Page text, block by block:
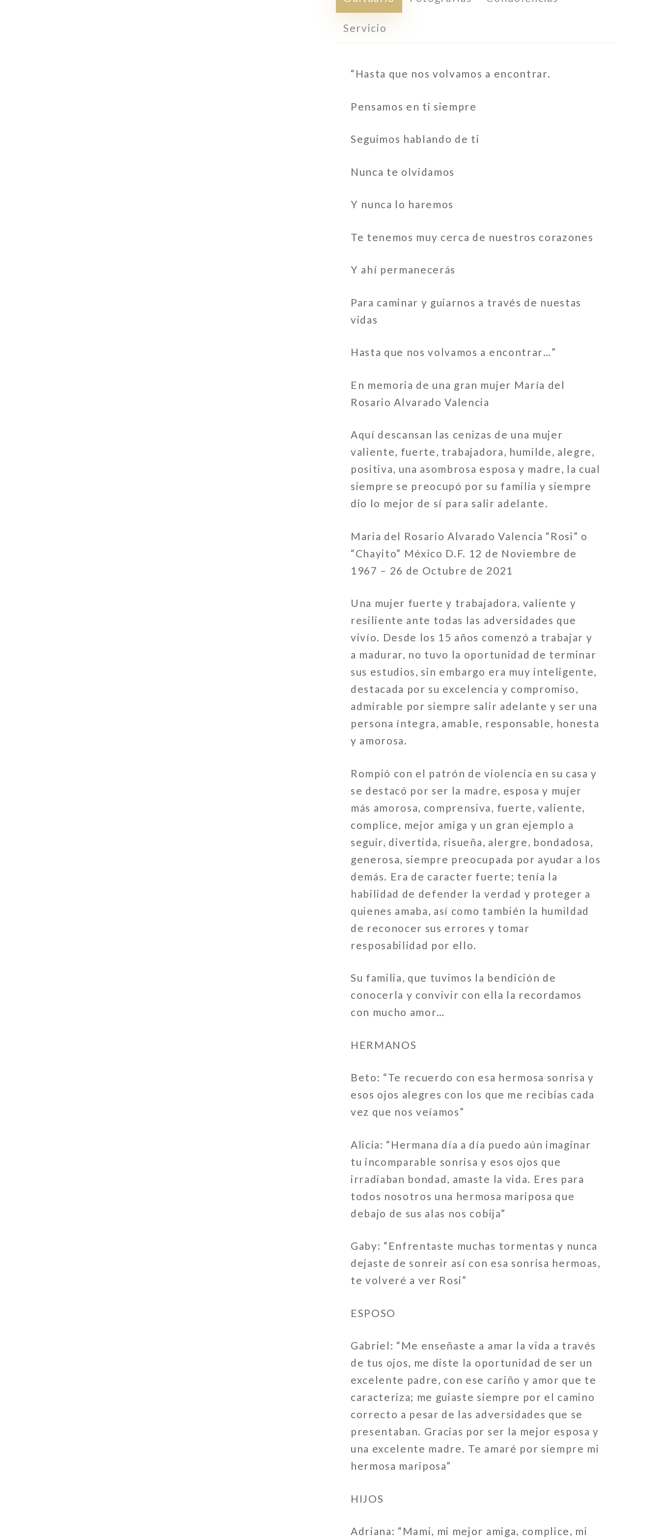
Servicio
“Hasta que nos volvamos a encontrar.
Pensamos en ti siempre
Seguimos hablando de ti
Nunca te olvidamos
Y nunca lo haremos
Te tenemos muy cerca de nuestros corazones
Y ahí permanecerás
Para caminar y guiarnos a través de nuestas
vidas
Hasta que nos volvamos a encontrar…”
En memoria de una gran mujer María del
Rosario Alvarado Valencia
Aquí descansan las cenizas de una mujer
valiente, fuerte, trabajadora, humilde, alegre,
positiva, una asombrosa esposa y madre, la cual
siempre se preocupó por su familia y siempre
dio lo mejor de sí para salir adelante.
Maria del Rosario Alvarado Valencia “Rosi” o
“Chayito” México D.F. 12 de Noviembre de
1967 – 26 de Octubre de 2021
Una mujer fuerte y trabajadora, valiente y
resiliente ante todas las adversidades que
vivío. Desde los 15 años comenzó a trabajar y
a madurar, no tuvo la oportunidad de terminar
sus estudios, sin embargo era muy inteligente,
destacada por su excelencia y compromiso,
admirable por siempre salir adelante y ser una
persona íntegra, amable, responsable, honesta
y amorosa.
Rompió con el patrón de violencia en su casa y
se destacó por ser la madre, esposa y mujer
más amorosa, comprensiva, fuerte, valiente,
complice, mejor amiga y un gran ejemplo a
seguir, divertida, risueña, alergre, bondadosa,
generosa, siempre preocupada por ayudar a los
demás. Era de caracter fuerte; tenía la
habilidad de defender la verdad y proteger a
quienes amaba, así como también la humildad
de reconocer sus errores y tomar
resposabilidad por ello.
Su familia, que tuvimos la bendición de
conocerla y convivir con ella la recordamos
con mucho amor…
HERMANOS
Beto: “Te recuerdo con esa hermosa sonrisa y
esos ojos alegres con los que me recibias cada
vez que nos veíamos”
Alicia: “Hermana día a día puedo aún imaginar
tu incomparable sonrisa y esos ojos que
irradiaban bondad, amaste la vida. Eres para
todos nosotros una hermosa mariposa que
debajo de sus alas nos cobija”
Gaby: “Enfrentaste muchas tormentas y nunca
dejaste de sonreir así con esa sonrisa hermoas,
te volveré a ver Rosi”
ESPOSO
Gabriel: “Me enseñaste a amar la vida a través
de tus ojos, me diste la oportunidad de ser un
excelente padre, con ese cariño y amor que te
caracteriza; me guiaste siempre por el camino
correcto a pesar de las adversidades que se
presentaban. Gracias por ser la mejor esposa y
una excelente madre. Te amaré por siempre mi
hermosa mariposa”
HIJOS
Adriana: “Mami, mi mejor amiga, complice, mi